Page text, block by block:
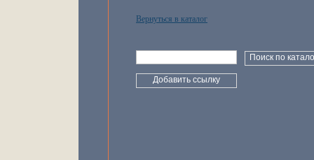
Вернуться в каталог